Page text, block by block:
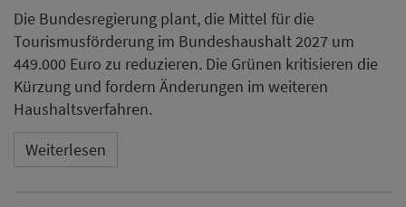
Die Bundesregierung plant, die Mittel für die
Tourismusförderung im Bundeshaushalt 2027 um
449.000 Euro zu reduzieren. Die Grünen kritisieren die
Kürzung und fordern Änderungen im weiteren
Haushaltsverfahren.
Weiterlesen